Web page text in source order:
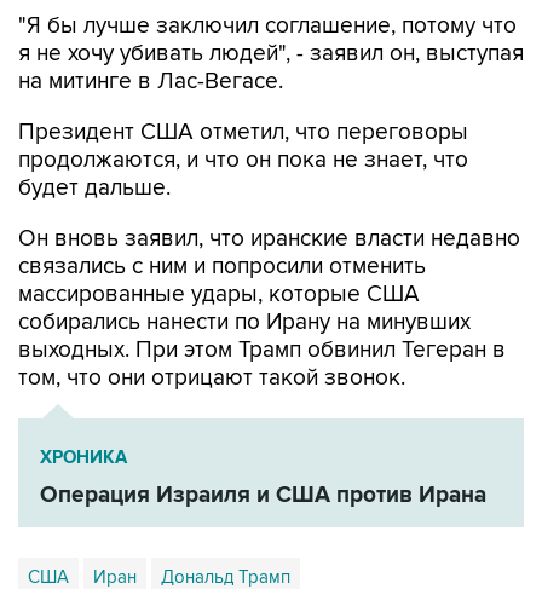
"Я бы лучше заключил соглашение, потому что
я не хочу убивать людей", - заявил он, выступая
на митинге в Лас-Вегасе.
Президент США отметил, что переговоры
продолжаются, и что он пока не знает, что
будет дальше.
Он вновь заявил, что иранские власти недавно
связались с ним и попросили отменить
массированные удары, которые США
собирались нанести по Ирану на минувших
выходных. При этом Трамп обвинил Тегеран в
том, что они отрицают такой звонок.
ХРОНИКА
Операция Израиля и США против Ирана
США Иран Дональд Трамп